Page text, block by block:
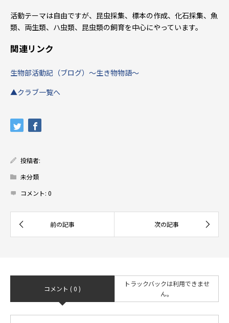
活動テーマは自由ですが、昆虫採集、標本の作成、化石採集、魚
類、両生類、ハ虫類、昆虫類の飼育を中心にやっています。
関連リンク
生物部活動記（ブログ）～生き物物語～
▲クラブ一覧へ
投稿者:
未分類
コメント: 0
コメント ( 0 )
トラックバックは利用できませ
ん。